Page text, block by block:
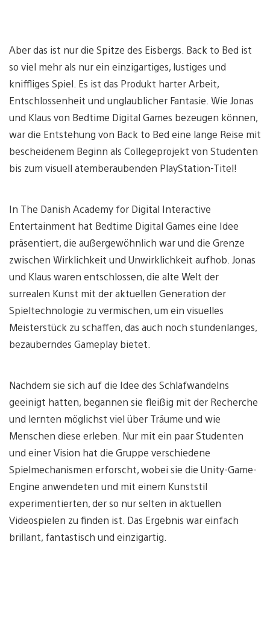
Aber das ist nur die Spitze des Eisbergs. Back to Bed ist
so viel mehr als nur ein einzigartiges, lustiges und
kniffliges Spiel. Es ist das Produkt harter Arbeit,
Entschlossenheit und unglaublicher Fantasie. Wie Jonas
und Klaus von Bedtime Digital Games bezeugen können,
war die Entstehung von Back to Bed eine lange Reise mit
bescheidenem Beginn als Collegeprojekt von Studenten
bis zum visuell atemberaubenden PlayStation-Titel!
In The Danish Academy for Digital Interactive
Entertainment hat Bedtime Digital Games eine Idee
präsentiert, die außergewöhnlich war und die Grenze
zwischen Wirklichkeit und Unwirklichkeit aufhob. Jonas
und Klaus waren entschlossen, die alte Welt der
surrealen Kunst mit der aktuellen Generation der
Spieltechnologie zu vermischen, um ein visuelles
Meisterstück zu schaffen, das auch noch stundenlanges,
bezauberndes Gameplay bietet.
Nachdem sie sich auf die Idee des Schlafwandelns
geeinigt hatten, begannen sie fleißig mit der Recherche
und lernten möglichst viel über Träume und wie
Menschen diese erleben. Nur mit ein paar Studenten
und einer Vision hat die Gruppe verschiedene
Spielmechanismen erforscht, wobei sie die Unity-Game-
Engine anwendeten und mit einem Kunststil
experimentierten, der so nur selten in aktuellen
Videospielen zu finden ist. Das Ergebnis war einfach
brillant, fantastisch und einzigartig.